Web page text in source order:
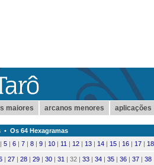
maiores arcanos menores aplicações
• Os 64 Hexagramas
| 5 | 6 | 7 | 8 | 9 | 10 | 11 | 12 | 13 | 14 | 15 | 16 | 17 | 18
| 27 | 28 | 29 | 30 | 31 | 32 | 33 | 34 | 35 | 36 | 37 | 38